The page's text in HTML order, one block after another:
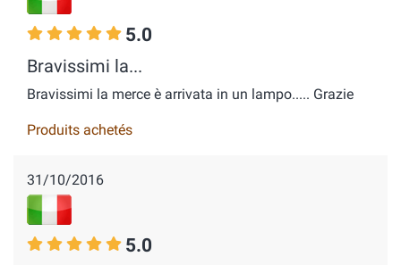
5.0
Bravissimi la...
Bravissimi la merce è arrivata in un lampo..... Grazie
Produits achetés
31/10/2016
5.0